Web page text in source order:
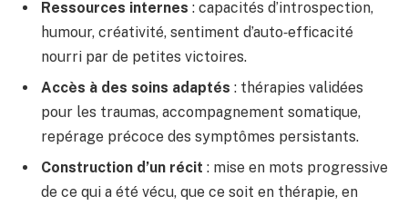
Ressources internes : capacités d’introspection,
humour, créativité, sentiment d’auto‑efficacité
nourri par de petites victoires.
Accès à des soins adaptés : thérapies validées
pour les traumas, accompagnement somatique,
repérage précoce des symptômes persistants.
Construction d’un récit : mise en mots progressive
de ce qui a été vécu, que ce soit en thérapie, en